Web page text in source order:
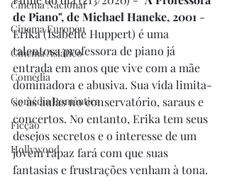
Cinema Nacional
Cinema Europeu
Cinema Asiático
Comédia
Comédia Romântica
Ficção
Hollywood
de Piano", de Michael Haneke, 2001 -
Erika (Isabelle Huppert) é uma
talentosa professora de piano já
entrada em anos que vive com a mãe
dominadora e abusiva. Sua vida limita-
se às aulas no conservatório, saraus e
concertos. No entanto, Erika tem seus
desejos secretos e o interesse de um
jovem rapaz fará com que suas
fantasias e frustrações venham à tona.